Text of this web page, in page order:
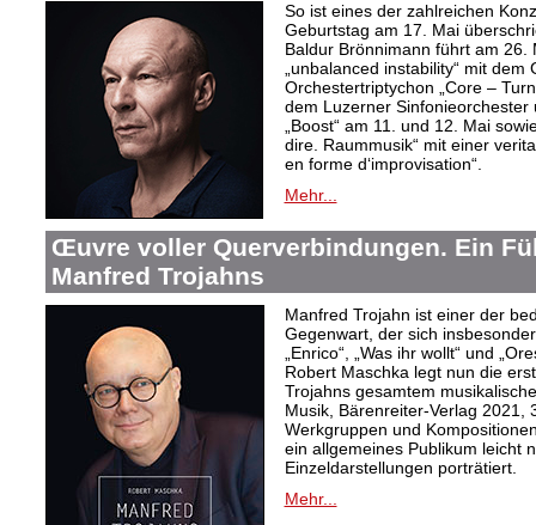
So ist eines der zahlreichen
Geburtstag am 17. Mai
Baldur Brönnimann führt am 26.
„unbalanced instability“ mit
Orchestertriptychon „Core –
dem Luzerner
„Boost“ am 11. und 12. Mai
dire. Raummusik“ mit einer
en forme d‘improvisation“.
Mehr...
Œuvre voller Querverbindungen. Ein
Manfred Trojahns
Manfred Trojahn ist einer der
Gegenwart, der sich
„Enrico“, „Was ihr wollt“ und
Robert Maschka legt nun die
Trojahns gesamtem
Musik, Bärenreiter-Verlag 2021,
Werkgruppen und
ein allgemeines Publikum leicht
Einzeldarstellungen porträtiert.
Mehr...